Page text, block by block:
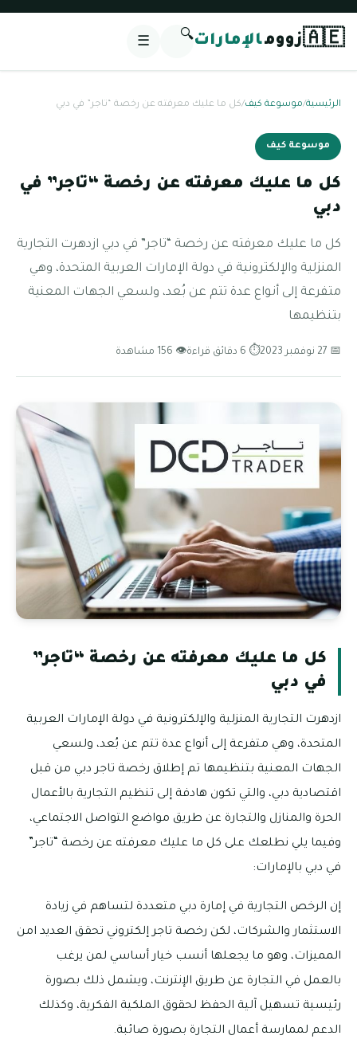
🇦🇪زوومالإمارات🔍
☰
الرئيسية/موسوعة كيف/كل ما عليك معرفته عن رخصة “تاجر” في دبي
موسوعة كيف
كل ما عليك معرفته عن رخصة “تاجر” في
دبي
كل ما عليك معرفته عن رخصة “تاجر” في دبي ازدهرت التجارية
المنزلية والإلكترونية في دولة الإمارات العربية المتحدة، وهي
متفرعة إلى أنواع عدة تتم عن بُعد، ولسعي الجهات المعنية
بتنظيمها
📅 27 نوفمبر 2023 ⏱ 6 دقائق قراءة 👁 156 مشاهدة
كل ما عليك معرفته عن رخصة “تاجر”
في دبي
ازدهرت التجارية المنزلية والإلكترونية في دولة الإمارات العربية
المتحدة، وهي متفرعة إلى أنواع عدة تتم عن بُعد، ولسعي
الجهات المعنية بتنظيمها تم إطلاق رخصة تاجر دبي من قبل
اقتصادية دبي، والتي تكون هادفة إلى تنظيم التجارية بالأعمال
الحرة والمنازل والتجارة عن طريق مواضع التواصل الاجتماعي،
وفيما يلي نطلعك على كل ما عليك معرفته عن رخصة “تاجر”
في دبي بالإمارات:
إن الرخص التجارية في إمارة دبي متعددة لتساهم في زيادة
الاستثمار والشركات، لكن رخصة تاجر إلكتروني تحقق العديد امن
المميزات، وهو ما يجعلها أنسب خيار أساسي لمن يرغب
بالعمل في التجارة عن طريق الإنترنت، ويشمل ذلك بصورة
رئيسية تسهيل آلية الحفظ لحقوق الملكية الفكرية، وكذلك
الدعم لممارسة أعمال التجارة بصورة صائبة.